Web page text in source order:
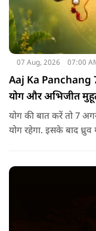
07 Aug, 2026 07:00
Aaj Ka Panchang
योग और अभिजीत
योग की बात करें तो 7
योग रहेगा. इसके बाद